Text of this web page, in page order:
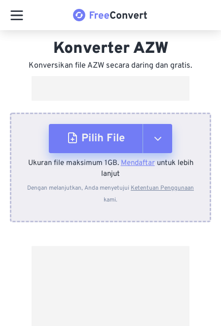
Konverter AZW
Konversikan file AZW secara daring dan gratis.
Pilih File
Dari Perangkat
Dari Dropbox
Ukuran file maksimum 1GB.Mendaftaruntuk lebih
lanjut
Dengan melanjutkan, Anda menyetujui Ketentuan Penggunaan
kami.